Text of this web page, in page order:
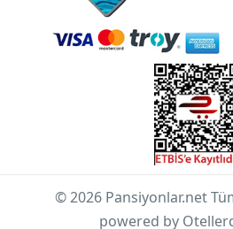
© 2026 Pansiyonlar.net
powered by